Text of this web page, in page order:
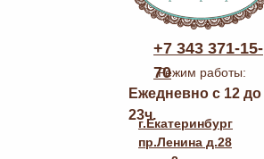
Режим работы:
г.Екатеринбург
пр.Ленина д.28
Ежедневно с 12 до
23ч.
+7 343 371-15-
70